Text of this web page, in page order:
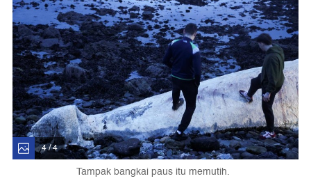
4 / 4
Tampak bangkai paus itu memutih.